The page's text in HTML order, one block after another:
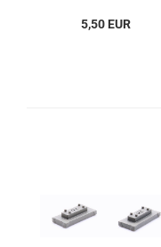
5,50 EUR